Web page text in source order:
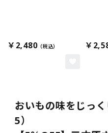
￥2,480 ￥
おいもの味をじっ
5）